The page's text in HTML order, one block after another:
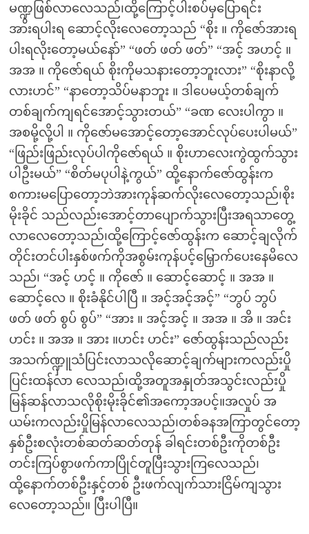
မဏ္ဍွဖြစ်လာလေသည်၊ထို့ကြောင့်ပါးစပ်မှပြောရင်း
အားရပါးရ ဆောင့်လိုးလေတော့သည် “စိုး ။ ကိုဇော်အားရ
ပါးရလိုးတော့မယ်နော်” “ဖတ် ဖတ် ဖတ်” “အင့် အဟင့် ။
အအ ။ ကိုဇော်ရယ် စိုးကိုမသနားတော့ဘူးလား” “စိုးနာလို့
လားဟင်” “နာတော့သိပ်မနာဘူး ။ ဒါပေမယ့်တစ်ချက်
တစ်ချက်ကျရင်အောင့်သွားတယ်” “ခဏ လေးပါကွာ ။
အစမို့လို့ပါ ။ ကိုဇော်မအောင့်တော့အောင်လုပ်ပေးပါမယ်”
“ဖြည်းဖြည်းလုပ်ပါကိုဇော်ရယ် ။ စိုးဟာလေးကွဲထွက်သွား
ပါဦးမယ်” “စိတ်မပုပါနဲ့ကွယ်” ထို့နောက်ဇော်ထွန်းက
စကားမပြောတော့ဘဲအားကုန်ဆက်လိုးလေတော့သည်၊စိုး
မိုးခိုင် သည်လည်းအောင့်တာပျောက်သွားပြီးအရသာတွေ့
လာလေတော့သည်၊ထို့ကြောင့်ဇော်ထွန်းက ဆောင့်ချလိုက်
တိုင်းတင်ပါးနှစ်ဖက်ကိုအစွမ်းကုန်ပင့်မြှောက်ပေးနေမိလေ
သည်၊ “အင့် ဟင့် ။ ကိုဇော် ။ ဆောင့်ဆောင့် ။ အအ ။
ဆောင့်လေ ။ စိုးခံနိုင်ပါပြီ ။ အင့်အင့်အင့်” “ဘွပ် ဘွပ်
ဖတ် ဖတ် စွပ် စွပ်” “အား ။ အင့်အင့် ။ အအ ။ အိ ။ အင်း
ဟင်း ။ အအ ။ အား ။ဟင်း ဟင်း” ဇော်ထွန်းသည်လည်း
အသက်ဏ္ဍှူသံပြင်းလာသလိုဆောင့်ချက်များကလည်းပှို
ပြင်းထန်လာ လေသည်၊ထို့အတူအနှုတ်အသွင်းလည်းပှို
မြန်ဆန်လာသလိုစိုးမိုးခိုင်၏အကော့အပင့်။အလှုပ် အ
ယမ်းကလည်းပှိုမြန်လာလေသည်၊တစ်ခနအကြာတွင်တော့
နှစ်ဦးစလုံးတစ်ဆတ်ဆတ်တုန် ခါရင်းတစ်ဦးကိုတစ်ဦး
တင်းကြပ်စွာဖက်ကာပြိုင်တူပြီးသွားကြလေသည်၊
ထို့နောက်တစ်ဦးနှင့်တစ် ဦးဖက်လျက်သားငြိမ်ကျသွား
လေတော့သည်။ ပြီးပါပြီ။